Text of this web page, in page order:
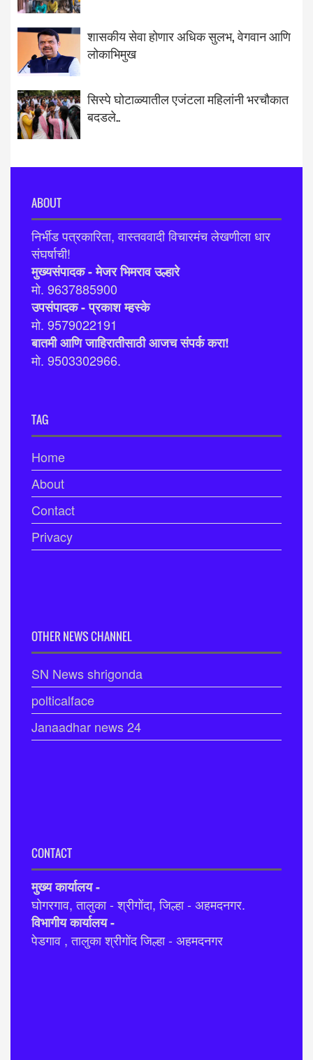
शासकीय सेवा होणार अधिक सुलभ, वेगवान आणि
लोकाभिमुख
सिस्पे घोटाळ्यातील एजंटला महिलांनी भरचौकात
बदडले..
ABOUT
निर्भीड पत्रकारिता, वास्तववादी विचारमंच लेखणीला धार
संघर्षाची!
मुख्यसंपादक - मेजर भिमराव उल्हारे
मो. 9637885900
उपसंपादक - प्रकाश म्हस्के
मो. 9579022191
बातमी आणि जाहिरातीसाठी आजच संपर्क करा!
मो. 9503302966.
TAG
Home
About
Contact
Privacy
OTHER NEWS CHANNEL
SN News shrigonda
polticalface
Janaadhar news 24
CONTACT
मुख्य कार्यालय -
घोगरगाव, तालुका - श्रीगोंदा, जिल्हा - अहमदनगर.
विभागीय कार्यालय -
पेडगाव , तालुका श्रीगोंद जिल्हा - अहमदनगर